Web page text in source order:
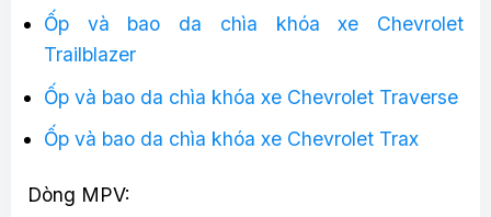
Ốp và bao da chìa khóa xe Chevrolet
Trailblazer
Ốp và bao da chìa khóa xe Chevrolet Traverse
Ốp và bao da chìa khóa xe Chevrolet Trax
Dòng MPV: